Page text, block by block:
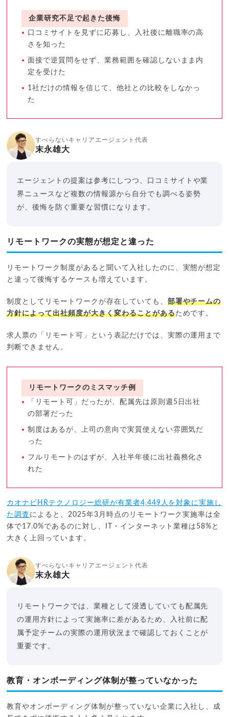
企業研究不足で起きた後悔
口コミサイトを見ずに応募し、入社後に離職率の高
さを知った
面接で逆質問をせず、業務範囲を確認しないまま内
定を受けた
1社だけの情報を信じて、他社との比較をしなかっ
た
すべらないキャリアエージェント代表
末永雄大
エージェントの提案は参考にしつつ、口コミサイトや業
界ニュースなど複数の情報源から自分でも調べる姿勢
が、後悔を防ぐ重要な習慣になります。
リモートワークの実態が想定と違った
リモートワーク制度があると聞いて入社したのに、実態が想定
と違って後悔するケースも増えています。
制度としてリモートワークが存在していても、 部署やチームの
方針によって出社頻度が大きく変わることがあるためです。
求人票の「リモート可」という表記だけでは、実際の運用まで
判断できません。
リモートワークのミスマッチ例
「リモート可」だったが、配属先は原則週5日出社
の部署だった
制度はあるが、上司の意向で実質使えない雰囲気だ
った
フルリモートのはずが、入社半年後に出社義務化さ
れた
カオナビHRテクノロジー総研が有業者4,449人を対象に実施し
た調査 によると、2025年3月時点のリモートワーク実施率は全
体で17.0%であるのに対し、IT・インターネット業種は58%と
大きく上回っています。
すべらないキャリアエージェント代表
末永雄大
リモートワークでは、業種として浸透していても配属先
の運用方針によって実施率に差があるため、入社前に配
属予定チームの実際の運用状況まで確認しておくことが
重要です。
教育・オンボーディング体制が整っていなかった
教育やオンボーディング体制が整っていない企業に入社し、成